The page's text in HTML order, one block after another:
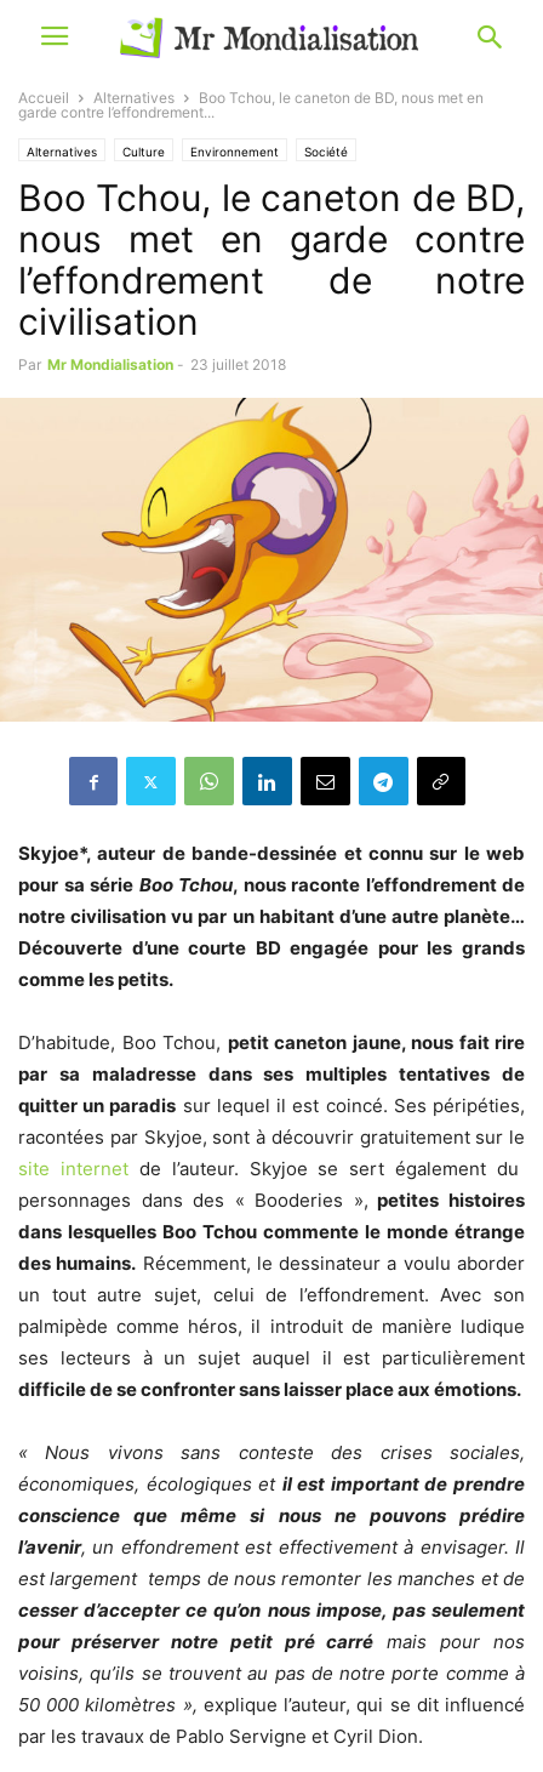
Accueil Alternatives
Boo Tchou, le caneton de BD, nous met en
garde contre l’effondrement...
Alternatives Culture Environnement Société
Boo Tchou, le caneton de BD,
nous met en garde contre
l’effondrement de notre
civilisation
Par Mr Mondialisation - 23 juillet 2018
Skyjoe*, auteur de bande-dessinée et connu sur le web
pour sa série Boo Tchou, nous raconte l’effondrement de
notre civilisation vu par un habitant d’une autre planète…
Découverte d’une courte BD engagée pour les grands
comme les petits.
D’habitude, Boo Tchou, petit caneton jaune, nous fait rire
par sa maladresse dans ses multiples tentatives de
quitter un paradis sur lequel il est coincé. Ses péripéties,
racontées par Skyjoe, sont à découvrir gratuitement sur le
site internetde l’auteur. Skyjoe se sert également du
personnages dans des « Booderies », petites histoires
dans lesquelles Boo Tchou commente le monde étrange
des humains. Récemment, le dessinateur a voulu aborder
un tout autre sujet, celui de l’effondrement. Avec son
palmipède comme héros, il introduit de manière ludique
ses lecteurs à un sujet auquel il est particulièrement
difficile de se confronter sans laisser place aux émotions.
« Nous vivons sans conteste des crises sociales,
économiques, écologiques et il est important de prendre
conscience que même si nous ne pouvons prédire
l’avenir, un effondrement est effectivement à envisager. Il
est largement temps de nous remonter les manches et de
cesser d’accepter ce qu’on nous impose, pas seulement
pour préserver notre petit pré carré mais pour nos
voisins, qu’ils se trouvent au pas de notre porte comme à
50 000 kilomètres », explique l’auteur, qui se dit influencé
par les travaux de Pablo Servigne et Cyril Dion.